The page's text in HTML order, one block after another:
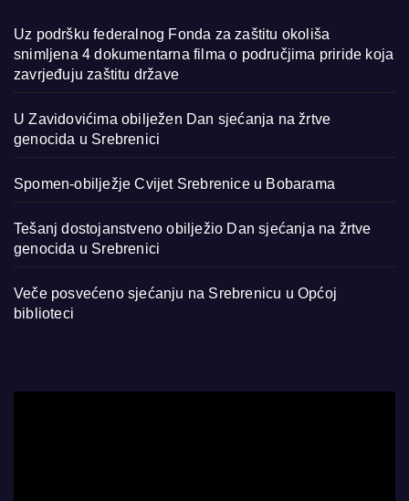
Uz podršku federalnog Fonda za zaštitu okoliša
snimljena 4 dokumentarna filma o područjima priride koja
zavrjeđuju zaštitu države
U Zavidovićima obilježen Dan sjećanja na žrtve
genocida u Srebrenici
Spomen-obilježje Cvijet Srebrenice u Bobarama
Tešanj dostojanstveno obilježio Dan sjećanja na žrtve
genocida u Srebrenici
Veče posvećeno sjećanju na Srebrenicu u Općoj
biblioteci